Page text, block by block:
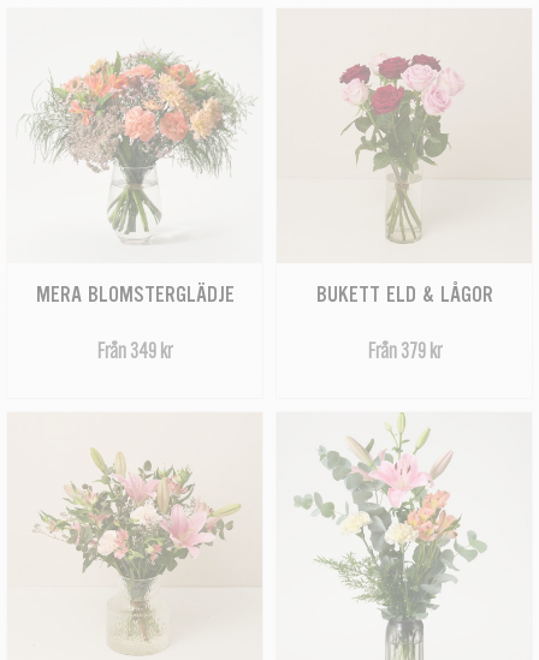
MERA BLOMSTERGLÄDJE
Från 349 kr
BUKETT ELD & LÅGOR
Från 379 kr